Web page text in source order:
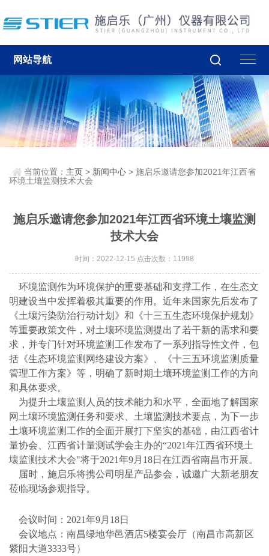
网站导航
当前位置： 主页 > 新闻中心 > 施启乐邀请您参加2021年江西省
环境土壤监测技术大会
施启乐邀请您参加2021年江西省环境土壤监测
技术大会
时间：2022-12-15 点击次数：11998
环境监测作为环境保护的重要基础和支撑工作，在生态文
明建设当中发挥着极其重要的作用。近年来国家先后发布了
《土壤污染防治行动计划》和《十三五生态环境保护规划》
等重要政策文件，对土壤环境监测提出了若干新的需求和要
求，并专门针对环境监测工作发布了一系列指导性文件，包
括《生态环境监测网络建设方案》、《十三五环境监测质量
管理工作方案》等，明确了新时期土壤环境监测工作的方向
和具体要求。
为提升土壤监测人员的技术能力和水平，全面地了解国家
网土壤环境监测任务和要求、土壤监测技术要点，为下一步
土壤环境监测工作的全面开展打下坚实的基础，由江西省计
量协会、江西省计量测试学会主办的“2021年江西省环境土
壤监测技术大会"将于2021年9月18日在江西省南昌市开展。
届时，施启乐将携公司明星产品参会，诚邀广大新老朋友
莅临现场参观指导。
会议时间：2021年9月18日
会议地点：南昌绿地华邑酒店5楼宴会厅（南昌市高新区
紫阳大道3333号）